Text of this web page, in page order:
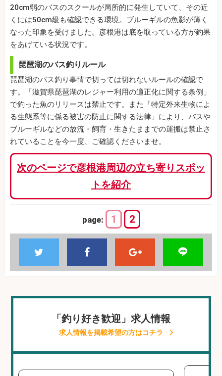
20cm弱のバスのスクールが局所的に発生していて、その近
くには50cm級も確認できる環境。ブルーギルの魚影が薄く
なった印象を受けました。彦根港は底を取っている方が釣果
をあげている状況です。
琵琶湖のバス釣りルール
琵琶湖のバス釣り事情で切っては切れないルールの確認で
す。「滋賀県琵琶湖のレジャー利用の適正化に関する条例」
で釣った魚のリリースは禁止です。また「特定外来生物によ
る生態系等に係る被害の防止に関する法律」により、バスや
ブルーギルなどの放流・飼育・生きたままでの運搬は禁止さ
れていることを今一度、ご確認くださいませ。
次のページで彦根港周辺の立ち寄りスポッ
トを紹介
page: 1 2
「釣り好き歓迎」求人情報
求人情報を掲載希望の方はコチラ